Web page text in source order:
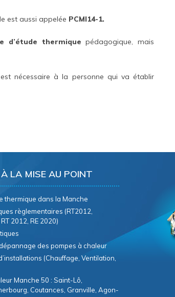
est aussi appelée PCMI14-1.
d’étude thermique pédagogique, mais
nécessaire à la personne qui va établir
À LA MISE AU POINT
thermique dans la Manche
règlementaires (RT2012,
2012, RE 2020)
des pompes à chaleur
(Chauffage, Ventilation,
Manche 50 : Saint-Lô,
Coutances, Granville, Agon-